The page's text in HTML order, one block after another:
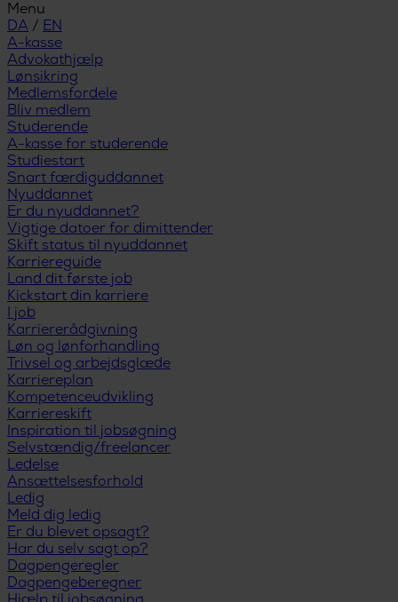
Menu
DA / EN
A-kasse
Advokathjælp
Lønsikring
Medlemsfordele
Bliv medlem
Studerende
A-kasse for studerende
Studiestart
Snart færdiguddannet
Nyuddannet
Er du nyuddannet?
Vigtige datoer for dimittender
Skift status til nyuddannet
Karriereguide
Land dit første job
Kickstart din karriere
I job
Karriererådgivning
Løn og lønforhandling
Trivsel og arbejdsglæde
Karriereplan
Kompetenceudvikling
Karriereskift
Inspiration til jobsøgning
Selvstændig/freelancer
Ledelse
Ansættelsesforhold
Ledig
Meld dig ledig
Er du blevet opsagt?
Har du selv sagt op?
Dagpengeregler
Dagpengeberegner